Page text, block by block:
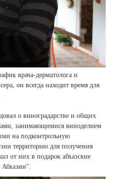
врача-дерматолога и
он всегда находит время для
о виноградарстве и общих
занимающимися виноделием
на подконтрольную
территорию для получения
от них в подарок абхазские